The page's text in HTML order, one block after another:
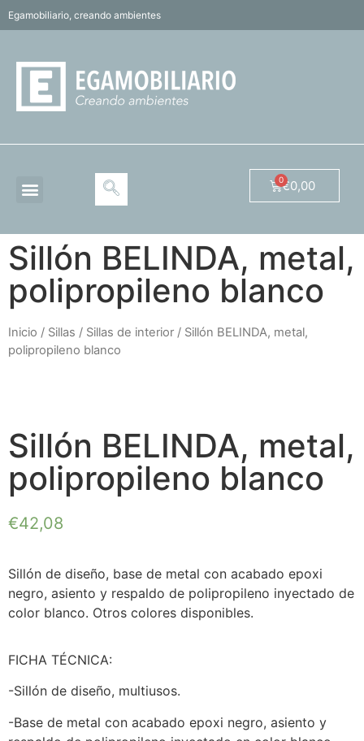
Egamobiliario, creando ambientes
€0,00
Sillón BELINDA, metal,
polipropileno blanco
Inicio / Sillas / Sillas de interior / Sillón BELINDA, metal,
polipropileno blanco
Sillón BELINDA, metal,
polipropileno blanco
€42,08
Sillón de diseño, base de metal con acabado epoxi
negro, asiento y respaldo de polipropileno inyectado de
color blanco. Otros colores disponibles.
FICHA TÉCNICA:
-Sillón de diseño, multiusos.
-Base de metal con acabado epoxi negro, asiento y